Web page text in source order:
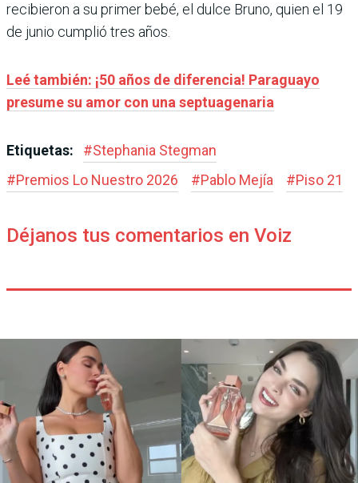
recibieron a su primer bebé, el dulce Bruno, quien el 19
de junio cumplió tres años.
Leé también: ¡50 años de diferencia! Paraguayo
presume su amor con una septuagenaria
Etiquetas: #Stephania Stegman
#Premios Lo Nuestro 2026 #Pablo Mejía #Piso 21
Déjanos tus comentarios en Voiz